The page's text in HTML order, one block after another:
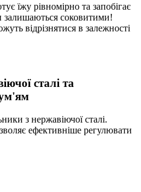
їжу рівномірно та запобігає
соковитими!
відрізнятися в залежності
сталі та
з нержавіючої сталі.
ефективніше регулювати